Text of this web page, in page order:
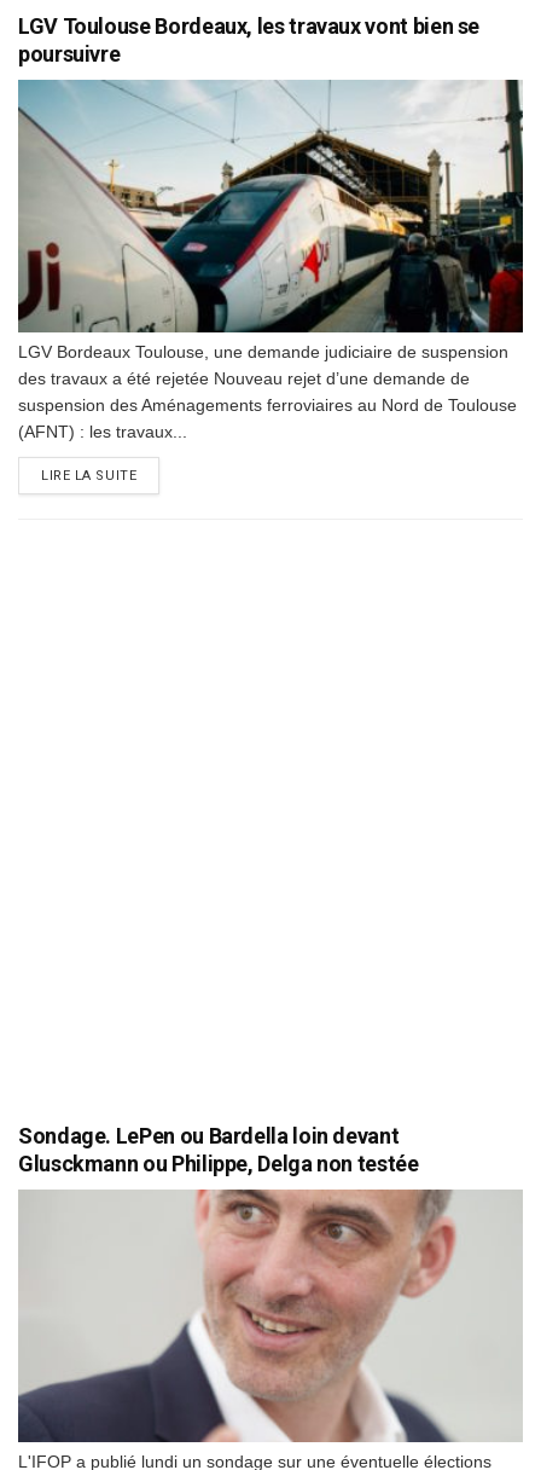
LGV Toulouse Bordeaux, les travaux vont bien se
poursuivre
LGV Bordeaux Toulouse, une demande judiciaire de suspension
des travaux a été rejetée Nouveau rejet d’une demande de
suspension des Aménagements ferroviaires au Nord de Toulouse
(AFNT) : les travaux...
LIRE LA SUITEDETAILS
Sondage. LePen ou Bardella loin devant
Glusckmann ou Philippe, Delga non testée
L'IFOP a publié lundi un sondage sur une éventuelle élections